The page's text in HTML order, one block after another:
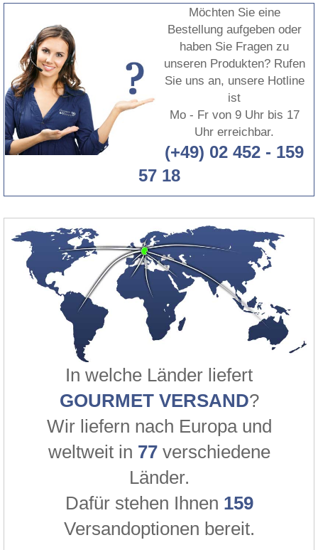
Möchten Sie eine
Bestellung aufgeben oder
haben Sie Fragen zu
unseren Produkten? Rufen
Sie uns an, unsere Hotline
ist
Mo - Fr von 9 Uhr bis 17
Uhr erreichbar.
(+49) 02 452 - 159
57 18
In welche Länder liefert
GOURMET VERSAND?
Wir liefern nach Europa und
weltweit in 77verschiedene
Länder.
Dafür stehen Ihnen 159
Versandoptionen bereit.